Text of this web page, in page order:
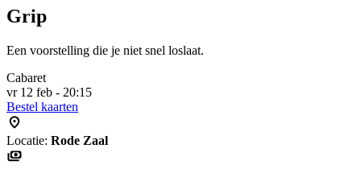
Grip
Een voorstelling die je niet snel loslaat.
Cabaret
vr 12 feb - 20:15
Bestel kaarten
Locatie: Rode Zaal